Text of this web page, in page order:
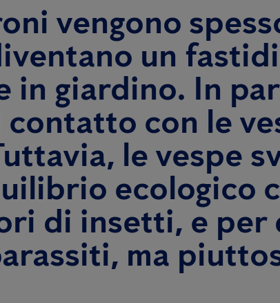
vengono
un
in giardino. In
con le
le vespe
ecologico
di insetti, e per
ma